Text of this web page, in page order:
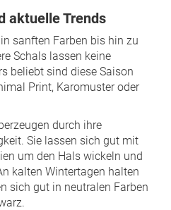
aktuelle Trends
sanften Farben bis hin zu
Schals lassen keine
beliebt sind diese Saison
Print, Karomuster oder
durch ihre
Sie lassen sich gut mit
um den Hals wickeln und
kalten Wintertagen halten
sich gut in neutralen Farben